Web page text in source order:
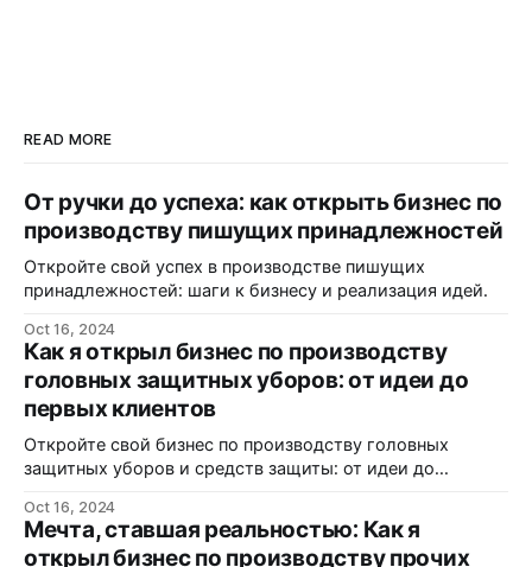
READ MORE
От ручки до успеха: как открыть бизнес по
производству пишущих принадлежностей
Откройте свой успех в производстве пишущих
принадлежностей: шаги к бизнесу и реализация идей.
Oct 16, 2024
Как я открыл бизнес по производству
головных защитных уборов: от идеи до
первых клиентов
Откройте свой бизнес по производству головных
защитных уборов и средств защиты: от идеи до
Oct 16, 2024
Мечта, ставшая реальностью: Как я
открыл бизнес по производству прочих